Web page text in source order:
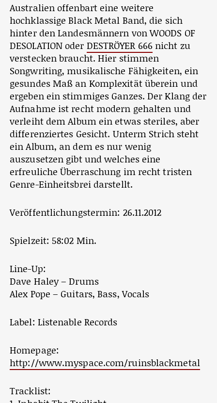
Australien offenbart eine weitere
hochklassige Black Metal Band, die sich
hinter den Landesmännern von WOODS OF
DESOLATION oder DESTRÖYER 666nicht zu
verstecken braucht. Hier stimmen
Songwriting, musikalische Fähigkeiten, ein
gesundes Maß an Komplexität überein und
ergeben ein stimmiges Ganzes. Der Klang der
Aufnahme ist recht modern gehalten und
verleiht dem Album ein etwas steriles, aber
differenziertes Gesicht. Unterm Strich steht
ein Album, an dem es nur wenig
auszusetzen gibt und welches eine
erfreuliche Überraschung im recht tristen
Genre-Einheitsbrei darstellt.
Veröffentlichungstermin: 26.11.2012
Spielzeit: 58:02 Min.
Line-Up:
Dave Haley – Drums
Alex Pope – Guitars, Bass, Vocals
Label: Listenable Records
Homepage:
http://www.myspace.com/ruinsblackmetal
Tracklist: